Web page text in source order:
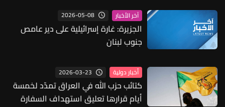
آخر الأخبار 2026-05-08
الجزيرة: غارة إسرائيلية على دير عامص
جنوب لبنان
أخبار دولية 2026-03-23
كتائب حزب الله في العراق تمدّد لخمسة
أيام قرارها تعليق استهداف السفارة